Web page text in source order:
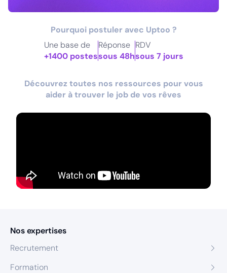
Pourquoi postuler avec Uptoo ?
Une base de
+1400 postes
Réponse
sous 48h
RDV
sous 7 jours
Découvrez toutes nos ressources pour vous
aider à trouver le job de vos rêves
Nos expertises
Recrutement
Formation